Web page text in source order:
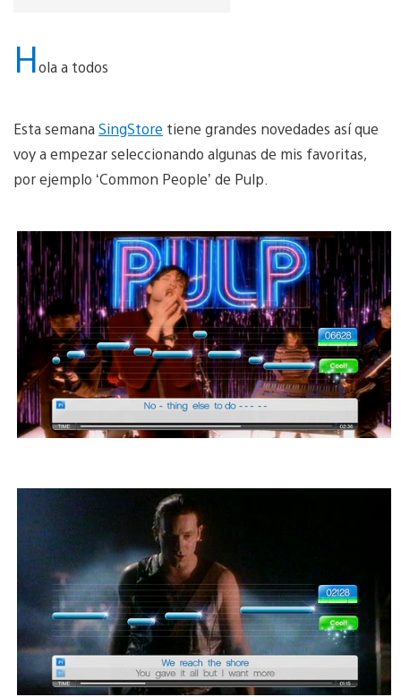
Hola a todos
Esta semana SingStore tiene grandes novedades así que
voy a empezar seleccionando algunas de mis favoritas,
por ejemplo ‘Common People’ de Pulp.